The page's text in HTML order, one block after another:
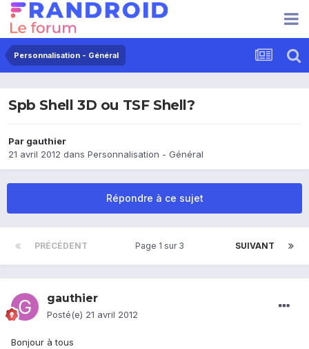
Personnalisation - Général
Spb Shell 3D ou TSF Shell?
Par gauthier
21 avril 2012 dans Personnalisation - Général
Répondre à ce sujet
PRÉCÉDENT SUIVANT
Page 1 sur 3
gauthier
Posté(e) 21 avril 2012
Bonjour à tous